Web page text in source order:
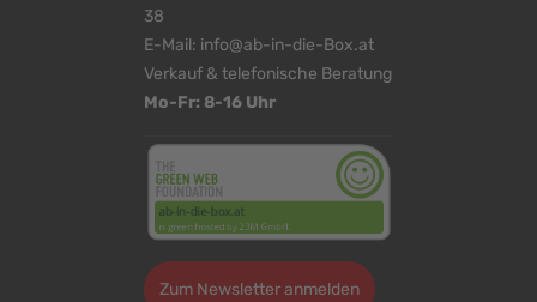
38
E-Mail: info@ab-in-die-Box.at
Verkauf & telefonische Beratung
Mo-Fr: 8-16 Uhr
Zum Newsletter anmelden